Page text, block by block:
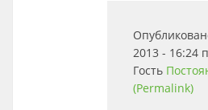
2013 - 16:24
Гость
(Permalink)